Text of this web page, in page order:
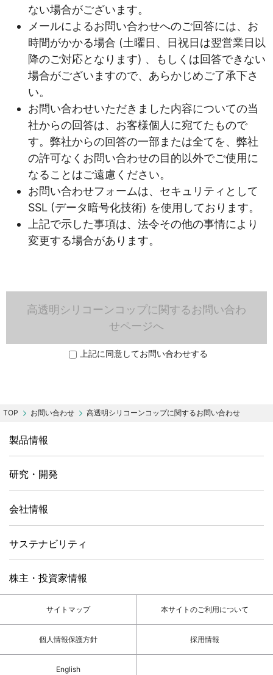
ない場合がございます。
メールによるお問い合わせへのご回答には、お
時間がかかる場合 (土曜日、日祝日は翌営業日以
降のご対応となります) 、もしくは回答できない
場合がございますので、あらかじめご了承下さ
い。
お問い合わせいただきました内容についての当
社からの回答は、お客様個人に宛てたもので
す。弊社からの回答の一部または全てを、弊社
の許可なくお問い合わせの目的以外でご使用に
なることはご遠慮ください。
お問い合わせフォームは、セキュリティとして
SSL (データ暗号化技術) を使用しております。
上記で示した事項は、法令その他の事情により
変更する場合があります。
高透明シリコーンコップに関するお問い合わ
せページへ
上記に同意してお問い合わせする
お問い合わせ 高透明シリコーンコップに関するお問い合わせ
製品情報
研究・開発
会社情報
サステナビリティ
株主・投資家情報
サイトマップ 本サイトのご利用について
個人情報保護方針 採用情報
English